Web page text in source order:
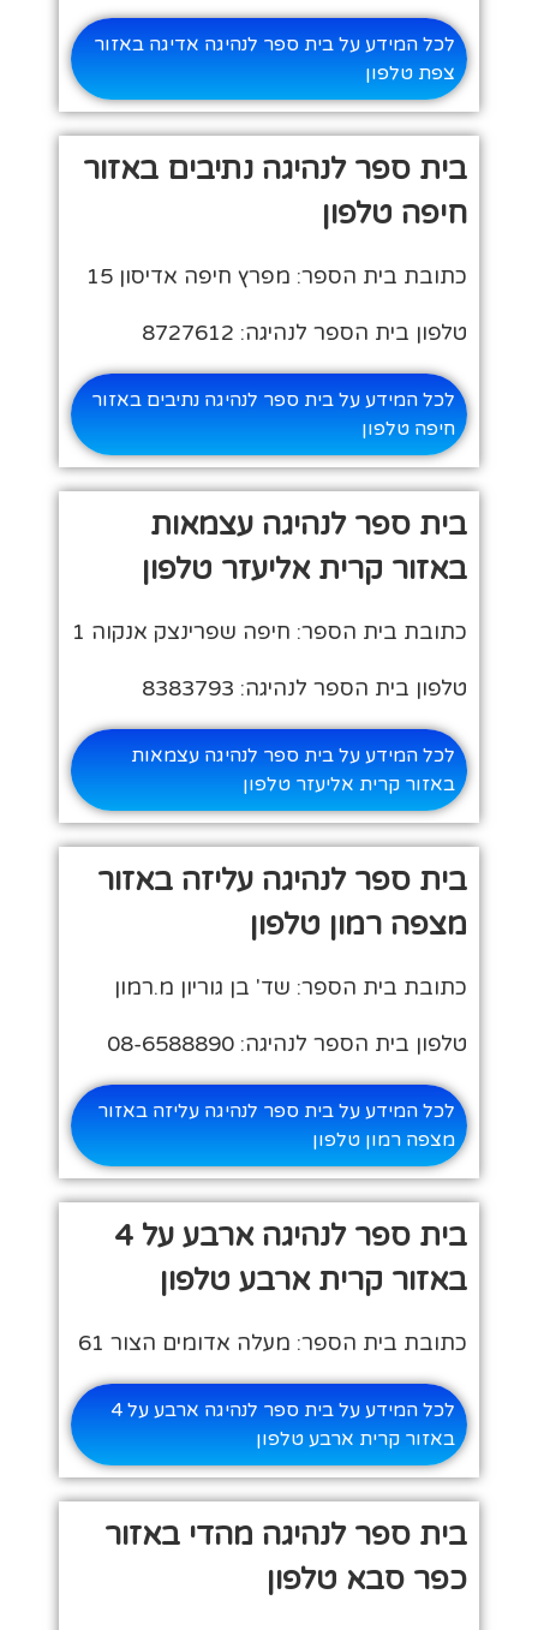
לכל המידע על בית ספר לנהיגה אדיגה באזור
צפת טלפון
בית ספר לנהיגה נתיבים באזור
חיפה טלפון
כתובת בית הספר: מפרץ חיפה אדיסון 15
טלפון בית הספר לנהיגה: 8727612
לכל המידע על בית ספר לנהיגה נתיבים באזור
חיפה טלפון
בית ספר לנהיגה עצמאות
באזור קרית אליעזר טלפון
כתובת בית הספר: חיפה שפרינצק אנקוה 1
טלפון בית הספר לנהיגה: 8383793
לכל המידע על בית ספר לנהיגה עצמאות
באזור קרית אליעזר טלפון
בית ספר לנהיגה עליזה באזור
מצפה רמון טלפון
כתובת בית הספר: שד' בן גוריון מ.רמון
טלפון בית הספר לנהיגה: 08-6588890
לכל המידע על בית ספר לנהיגה עליזה באזור
מצפה רמון טלפון
בית ספר לנהיגה ארבע על 4
באזור קרית ארבע טלפון
כתובת בית הספר: מעלה אדומים הצור 61
לכל המידע על בית ספר לנהיגה ארבע על 4
באזור קרית ארבע טלפון
בית ספר לנהיגה מהדי באזור
כפר סבא טלפון